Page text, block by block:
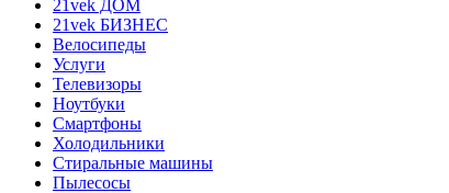
21vek ДОМ
21vek БИЗНЕС
Велосипеды
Услуги
Телевизоры
Ноутбуки
Смартфоны
Холодильники
Стиральные машины
Пылесосы